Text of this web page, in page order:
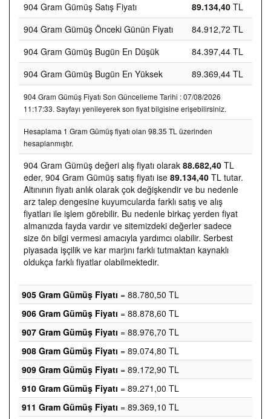
904 Gram Gümüş Satış Fiyatı
89.134,40 TL
904 Gram Gümüş Önceki Günün Fiyatı
84.912,72 TL
904 Gram Gümüş Bugün En Düşük
84.397,44 TL
904 Gram Gümüş Bugün En Yüksek
89.369,44 TL
904 Gram Gümüş Fiyatı Son Güncelleme Tarihi : 07/08/2026
11:17:33. Sayfayı yenileyerek son fiyat bilgisine erişebilirsiniz.
Hesaplama 1 Gram Gümüş fiyatı olan 98.35 TL üzerinden
hesaplanmıştır.
904 Gram Gümüş değeri alış fiyatı olarak 88.682,40 TL
eder, 904 Gram Gümüş satış fiyatı ise 89.134,40 TL tutar.
Altınının fiyatı anlık olarak çok değişkendir ve bu nedenle
arz talep dengesine kuyumcularda farklı satış ve alış
fiyatları ile işlem görebilir. Bu nedenle birkaç yerden fiyat
almanızda fayda vardır ve sitemizdeki değerler sadece
size ön bilgi vermesi amacıyla yardımcı olabilir. Serbest
piyasada işçilik ve kar marjını farklı tutmaktan kaynaklı
oldukça farklı fiyatlar olabilmektedir.
905 Gram Gümüş Fiyatı = 88.780,50 TL
906 Gram Gümüş Fiyatı = 88.878,60 TL
907 Gram Gümüş Fiyatı = 88.976,70 TL
908 Gram Gümüş Fiyatı = 89.074,80 TL
909 Gram Gümüş Fiyatı = 89.172,90 TL
910 Gram Gümüş Fiyatı = 89.271,00 TL
911 Gram Gümüş Fiyatı = 89.369,10 TL